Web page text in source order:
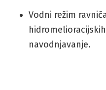
Vodni režim
navodnjavanje.